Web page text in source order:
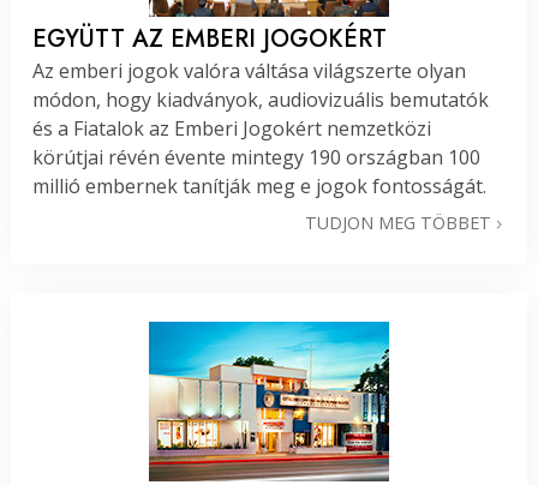
EGYÜTT AZ EMBERI JOGOKÉRT
Az emberi jogok valóra váltása világszerte olyan
módon, hogy kiadványok, audiovizuális bemutatók
és a Fiatalok az Emberi Jogokért nemzetközi
körútjai révén évente mintegy 190 országban 100
millió embernek tanítják meg e jogok fontosságát.
TUDJON MEG TÖBBET